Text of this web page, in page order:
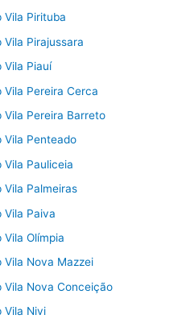
Vila Pirituba
Pirajussara
Vila Piauí
Pereira Cerca
Vila Pereira Barreto
Vila Penteado
Vila Pauliceia
Vila Palmeiras
Vila Paiva
Olímpia
Vila Nova Mazzei
Vila Nova Conceição
Vila Nivi